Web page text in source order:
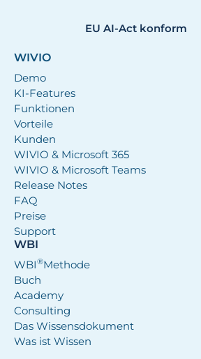
EU AI-Act konform
WIVIO
Demo
KI-Features
Funktionen
Vorteile
Kunden
WIVIO & Microsoft 365
WIVIO & Microsoft Teams
Release Notes
FAQ
Preise
Support
WBI
WBI®Methode
Buch
Academy
Consulting
Das Wissensdokument
Was ist Wissen